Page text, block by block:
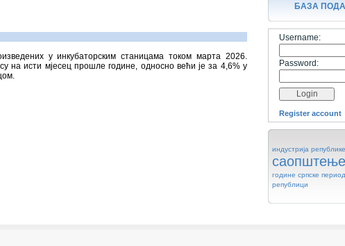
у инкубаторским станицама током мартa 2026.
на исти мјесец прошле године, односно већи је за 4,6% у
БАЗA
Username:
Password:
Register account
индустрија републике
саопштење
године српске
републици